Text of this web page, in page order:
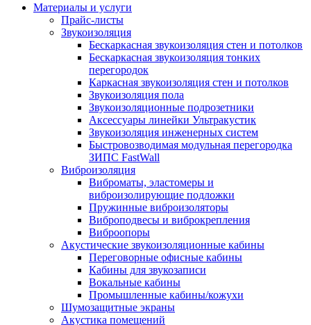
Материалы и услуги
Прайс-листы
Звукоизоляция
Бескаркасная звукоизоляция стен и потолков
Бескаркасная звукоизоляция тонких
перегородок
Каркасная звукоизоляция стен и потолков
Звукоизоляция пола
Звукоизоляционные подрозетники
Аксессуары линейки Ультракустик
Звукоизоляция инженерных систем
Быстровозводимая модульная перегородка
ЗИПС FastWall
Виброизоляция
Виброматы, эластомеры и
виброизолирующие подложки
Пружинные виброизоляторы
Виброподвесы и виброкрепления
Виброопоры
Акустические звукоизоляционные кабины
Переговорные офисные кабины
Кабины для звукозаписи
Вокальные кабины
Промышленные кабины/кожухи
Шумозащитные экраны
Акустика помещений